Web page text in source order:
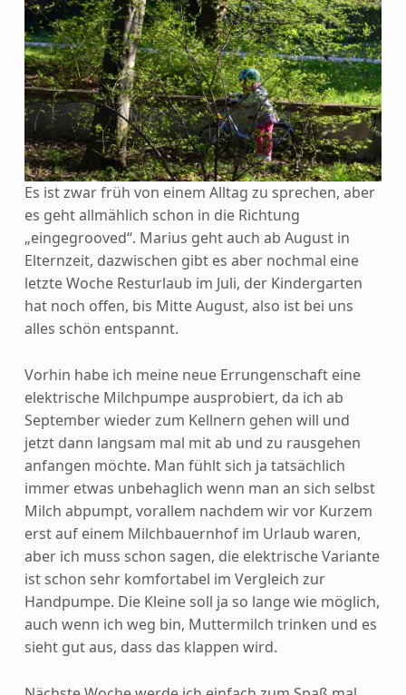
Es ist zwar früh von einem Alltag zu sprechen, aber
es geht allmählich schon in die Richtung
„eingegrooved“. Marius geht auch ab August in
Elternzeit, dazwischen gibt es aber nochmal eine
letzte Woche Resturlaub im Juli, der Kindergarten
hat noch offen, bis Mitte August, also ist bei uns
alles schön entspannt.
Vorhin habe ich meine neue Errungenschaft eine
elektrische Milchpumpe ausprobiert, da ich ab
September wieder zum Kellnern gehen will und
jetzt dann langsam mal mit ab und zu rausgehen
anfangen möchte. Man fühlt sich ja tatsächlich
immer etwas unbehaglich wenn man an sich selbst
Milch abpumpt, vorallem nachdem wir vor Kurzem
erst auf einem Milchbauernhof im Urlaub waren,
aber ich muss schon sagen, die elektrische Variante
ist schon sehr komfortabel im Vergleich zur
Handpumpe. Die Kleine soll ja so lange wie möglich,
auch wenn ich weg bin, Muttermilch trinken und es
sieht gut aus, dass das klappen wird.